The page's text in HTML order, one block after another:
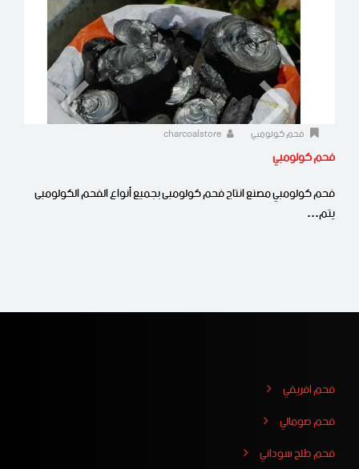
فحم كولومبي
فحم كولومبي
فحم كولومبي مصنع انتاج فحم كولومبى بجميع أنواع الفحم الكولومبى
يتم…
فحم افريقي
فحم صومالي
فحم طلح سوداني